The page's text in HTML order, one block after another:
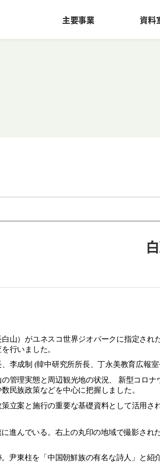
主要事業 資料
山）がユネスコ世界ジオパークに指定され
行いました。
、李成制 (韓中研究所所長、丁永美教育広報
管理実態と周辺観光地の状況 新型コロナ
数民族政策などを中心に把握しました。
立案と施行の重要な基礎資料として活用さ
進んでいる。右上の丸印の地域で撮影され
尹東柱を「中 国朝鮮族の有名な詩人」と紹